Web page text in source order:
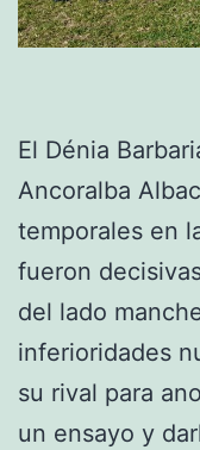
El Dénia
Ancoralba
temporales en
fueron
del lado
inferioridades
su rival para
un ensayo y